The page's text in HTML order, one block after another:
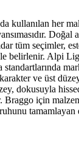
kullanılan her
tüm seçimler,
belirlenir. Alpi
ve üst
dokusuyla
için
tamamlayan